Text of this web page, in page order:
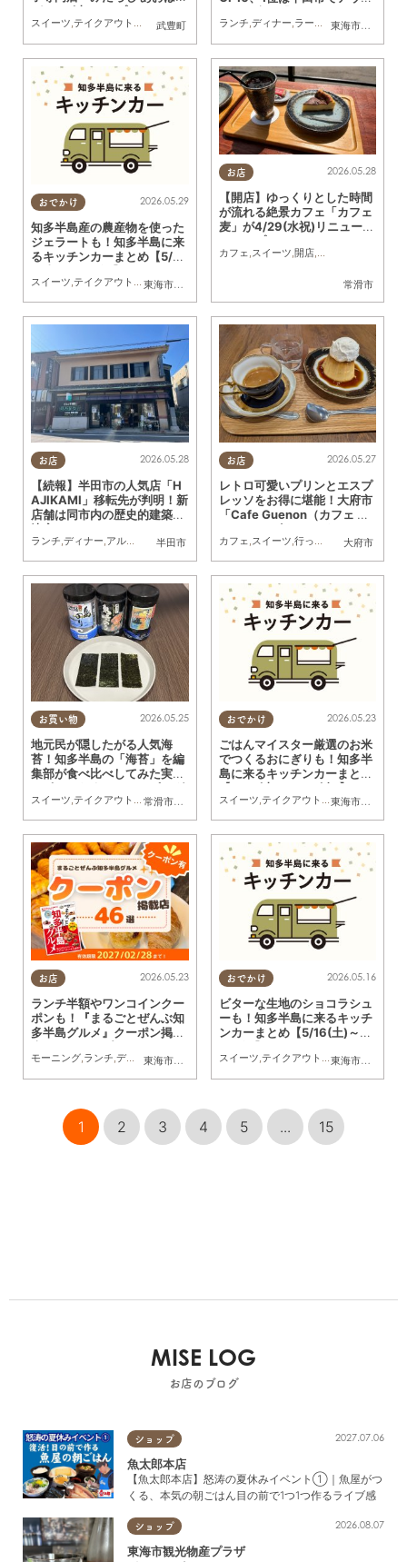
武豊町
が5/30(土)オープン
スイーツ テイクアウト ,専門店 家族,おひとりさま 東海市大府市
（スケッチャーズ）」がオー
プン予定
ランチ,ディナー,ラーメン ,パン,カフェ
おでかけ
東海市
, 大府市 半田市,常滑市
2026.05.29
知多半島産の農産物を使った
ジェラートも！知多半島に来
るキッチンカーまとめ【5/3
スイーツ,テイクアウト ,キッチンカー
お店
常滑市
2026.05.28
【開店】ゆっくりとした時間
が流れる絶景カフェ「カフェ
麦」が4/29(水祝)リニューア
ルオープン
カフェ スイーツ 開店,
お店
半田市
2026.05.28
【続報】半田市の人気店「H
AJIKAMI」移転先が判明！新
店舗は同市内の歴史的建築に
決定
ランチ,ディナー,アルコール ,カフェ スイーツ,テイクアウト,開店
お店
大府市
2026.05.27
レトロ可愛いプリンとエスプ
レッソをお得に堪能！大府市
「Cafe Guenon（カフェ グ
ノン）」に行ってみた
カフェ,スイーツ,行ってみたレポ ,家族
お買い物
常滑市
,南知多町
2026.05.25
地元民が隠したがる人気海
苔！知多半島の「海苔」を編
集部が食べ比べしてみた実食
レポ／ちたまるショッピング
スイーツ テイクアウト まちネタ ちたまるショッピング, 行ってみたレポ
おでかけ
東海市
,大府市
2026.05.23
ごはんマイスター厳選のお米
でつくるおにぎりも！知多半
島に来るキッチンカーまとめ
【5/23(土)～5/29(金)】
スイーツ テイクアウト キッチンカー
お店
東海市
,大府市 知多市 ,東浦町,半田市,常滑市,武豊町,
2026.05.23
ランチ半額やワンコインクー
ポンも！『まるごとぜんぶ知
多半島グルメ』クーポン掲載
モーニング,ランチ,ディナー ,アルコール カフェ,スイーツ,専門店, まちネタ,
おでかけ
東海市
,大府市
2026.05.16
ビターな生地のショコラシュ
ーも！知多半島に来るキッチ
ンカーまとめ【5/16(土)～5/
スイーツ,テイクアウト ,キッチンカー
1 2 3 4 5 ... 15
MISE LOG
お店のブログ
ショップ 2027.07.06
魚太郎本店
【魚太郎本店】怒涛の夏休みイベント①｜魚屋がつ
くる、本気の朝ごはん目の前で1つ1つ作るライブ感
ショップ 2026.08.07
東海市観光物産プラザ